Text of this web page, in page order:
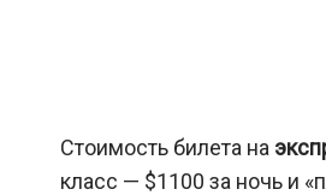
Стоимость билета на
класс — $1100 за ночь и